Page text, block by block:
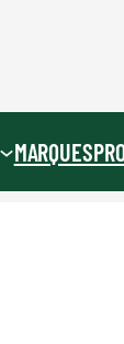
MARQUES